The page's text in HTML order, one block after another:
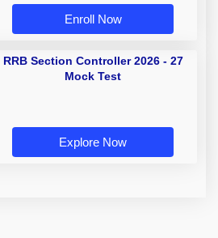
Enroll Now
RRB Section Controller 2026 - 27
Mock Test
Explore Now